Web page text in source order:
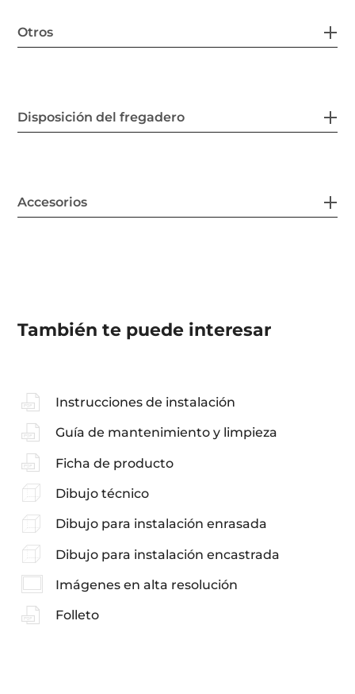
Otros
Disposición del fregadero
Accesorios
También te puede interesar
Instrucciones de instalación
Guía de mantenimiento y limpieza
Ficha de producto
Dibujo técnico
Dibujo para instalación enrasada
Dibujo para instalación encastrada
Imágenes en alta resolución
Folleto